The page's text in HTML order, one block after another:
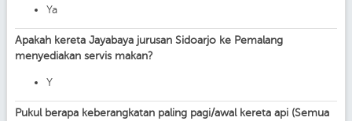
Ya
Apakah kereta Jayabaya jurusan Sidoarjo ke Pemalang
menyediakan servis makan?
Y
Pukul berapa keberangkatan paling pagi/awal kereta api (Semua